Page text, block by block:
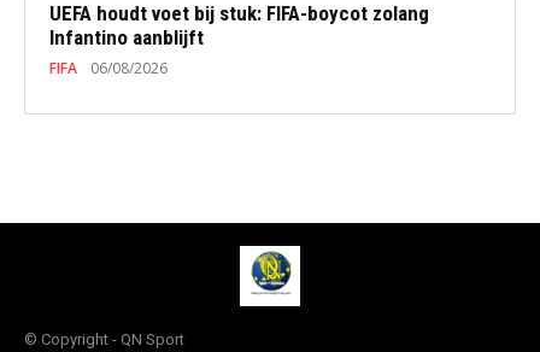
UEFA houdt voet bij stuk: FIFA-boycot zolang
Infantino aanblijft
FIFA 06/08/2026
© Copyright - QN Sport